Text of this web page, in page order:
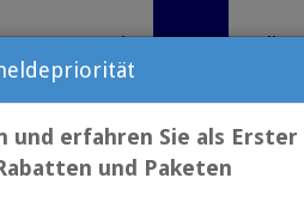
Startseite Sport Medien
und erfahren Sie als Erster
und Paketen